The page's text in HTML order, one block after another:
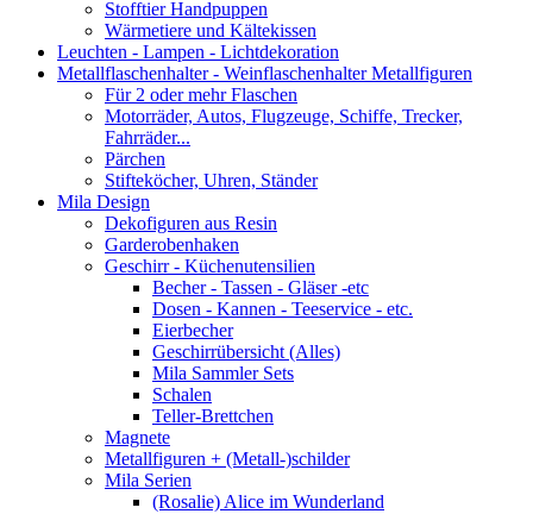
Stofftier Handpuppen
Wärmetiere und Kältekissen
Leuchten - Lampen - Lichtdekoration
Metallflaschenhalter - Weinflaschenhalter Metallfiguren
Für 2 oder mehr Flaschen
Motorräder, Autos, Flugzeuge, Schiffe, Trecker,
Fahrräder...
Pärchen
Stifteköcher, Uhren, Ständer
Mila Design
Dekofiguren aus Resin
Garderobenhaken
Geschirr - Küchenutensilien
Becher - Tassen - Gläser -etc
Dosen - Kannen - Teeservice - etc.
Eierbecher
Geschirrübersicht (Alles)
Mila Sammler Sets
Schalen
Teller-Brettchen
Magnete
Metallfiguren + (Metall-)schilder
Mila Serien
(Rosalie) Alice im Wunderland